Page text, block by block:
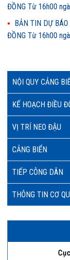
NỘI QUY CẢNG
KẾ HOẠCH ĐIỀU
VỊ TRÍ NEO ĐẬU
CẢNG BIỂN
TIẾP CÔNG DÂN
THÔNG TIN CƠ
ĐỒNG Từ 16h00
BẢN TIN DỰ
ĐỒNG Từ 16h00